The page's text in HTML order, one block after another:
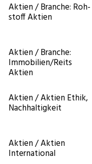
Akti­en / Bran­che: Roh­
stoff Aktien
Akti­en / Bran­che:
Immobilien/Reits
Aktien
Akti­en / Akti­en Ethik,
Nachhaltigkeit
Akti­en / Akti­en
International